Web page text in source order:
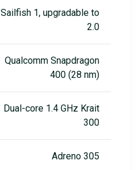
Sailfish 1, upgradable to
2.0
Qualcomm Snapdragon
400 (28 nm)
Dual-core 1.4 GHz Krait
300
Adreno 305